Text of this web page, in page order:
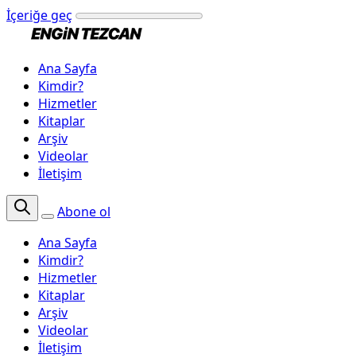
İçeriğe geç
Ana Sayfa
Kimdir?
Hizmetler
Kitaplar
Arşiv
Videolar
İletişim
Abone ol
Ana Sayfa
Kimdir?
Hizmetler
Kitaplar
Arşiv
Videolar
İletişim